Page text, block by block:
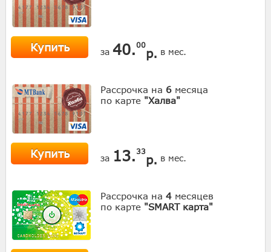
Купить за 40.00
р. в мес.
Рассрочка на 6 месяца
по карте "Халва"
Купить за 13. 33
р. в мес.
Рассрочка на 4 месяцев
по карте "SMART карта"